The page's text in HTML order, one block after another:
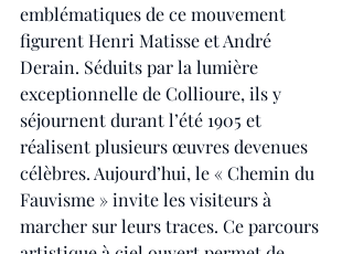
emblématiques de ce mouvement
figurent Henri Matisse et André
Derain. Séduits par la lumière
exceptionnelle de Collioure, ils y
séjournent durant l’été 1905 et
réalisent plusieurs œuvres devenues
célèbres. Aujourd’hui, le « Chemin du
Fauvisme » invite les visiteurs à
marcher sur leurs traces. Ce parcours